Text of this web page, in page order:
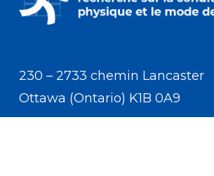
230 – 2733 chemin Lancaster
Ottawa (Ontario) K1B 0A9